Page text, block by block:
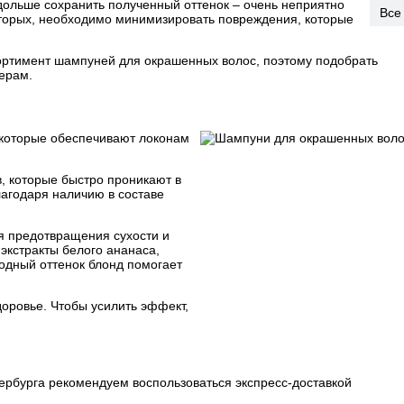
Все
сохранить полученный оттенок – очень неприятно
необходимо минимизировать повреждения, которые
шампуней для окрашенных волос, поэтому подобрать
обеспечивают локонам
которые быстро проникают в
наличию в составе
сухости и
белого ананаса,
оттенок блонд помогает
Чтобы усилить эффект,
рекомендуем воспользоваться экспресс-доставкой